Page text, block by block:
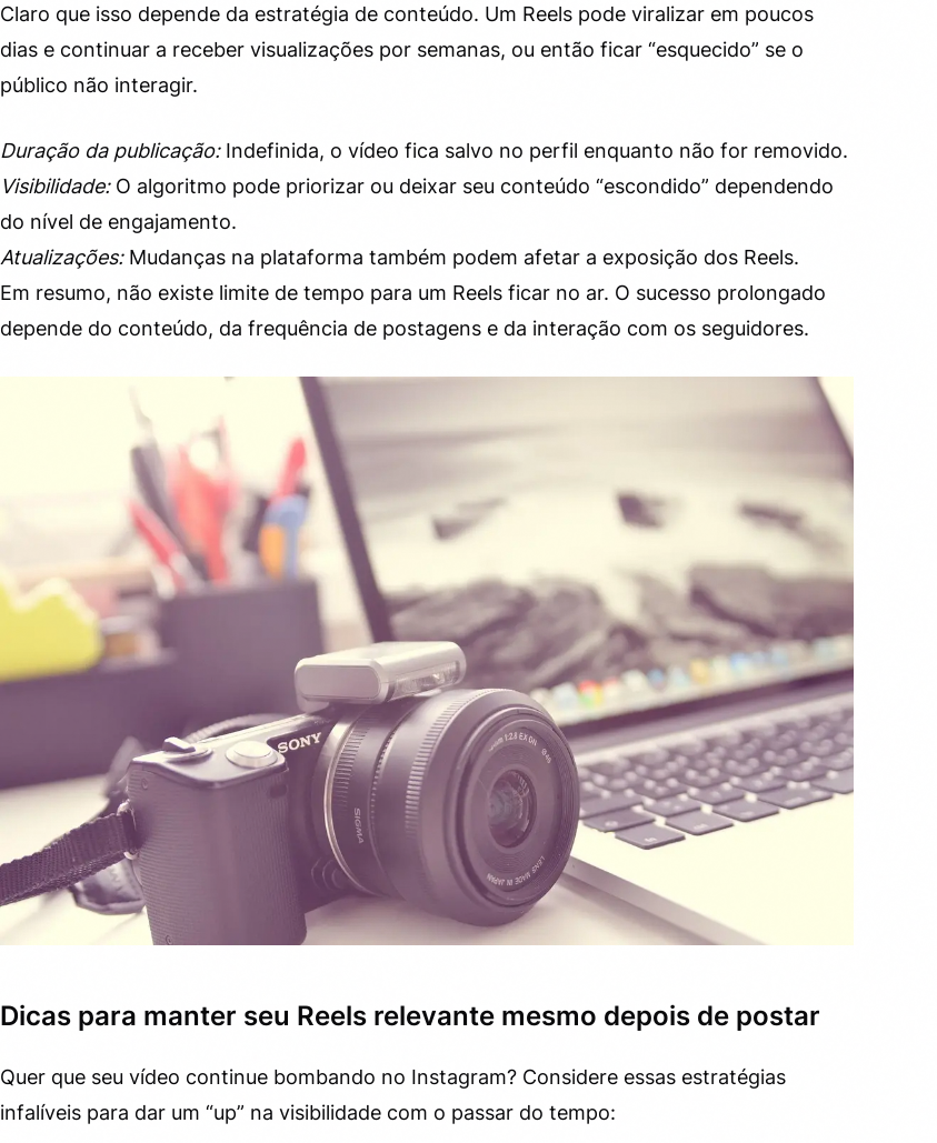
Claro que isso depende da estratégia de conteúdo. Um Reels pode viralizar em poucos
dias e continuar a receber visualizações por semanas, ou então ficar “esquecido” se o
público não interagir.
Duração da publicação:Indefinida, o vídeo fica salvo no perfil enquanto não for removido.
Visibilidade:O algoritmo pode priorizar ou deixar seu conteúdo “escondido” dependendo
do nível de engajamento.
Atualizações:Mudanças na plataforma também podem afetar a exposição dos Reels.
Em resumo, não existe limite de tempo para um Reels ficar no ar. O sucesso prolongado
depende do conteúdo, da frequência de postagens e da interação com os seguidores.
Dicas para manter seu Reels relevante mesmo depois de postar
Quer que seu vídeo continue bombando no Instagram? Considere essas estratégias
infalíveis para dar um “up” na visibilidade com o passar do tempo: